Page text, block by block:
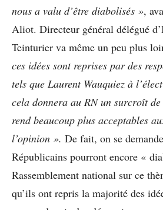
nous a valu d’être diabolisés »,
Aliot. Directeur général délégué
Teinturier va même un peu plus
ces idées sont reprises par des
tels que Laurent Wauquiez à
cela donnera au RN un surcroît
rend beaucoup plus acceptables
l’opinion ». De fait, on se
Républicains pourront encore «
Rassemblement national sur ce
qu’ils ont repris la majorité des